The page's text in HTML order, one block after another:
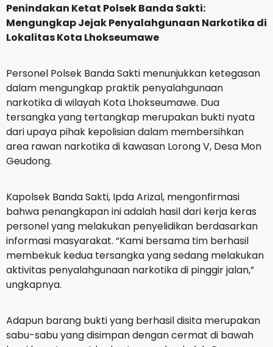
Penindakan Ketat Polsek Banda Sakti:
Mengungkap Jejak Penyalahgunaan Narkotika di
Lokalitas Kota Lhokseumawe
Personel Polsek Banda Sakti menunjukkan ketegasan
dalam mengungkap praktik penyalahgunaan
narkotika di wilayah Kota Lhokseumawe. Dua
tersangka yang tertangkap merupakan bukti nyata
dari upaya pihak kepolisian dalam membersihkan
area rawan narkotika di kawasan Lorong V, Desa Mon
Geudong.
Kapolsek Banda Sakti, Ipda Arizal, mengonfirmasi
bahwa penangkapan ini adalah hasil dari kerja keras
personel yang melakukan penyelidikan berdasarkan
informasi masyarakat. “Kami bersama tim berhasil
membekuk kedua tersangka yang sedang melakukan
aktivitas penyalahgunaan narkotika di pinggir jalan,”
ungkapnya.
Adapun barang bukti yang berhasil disita merupakan
sabu-sabu yang disimpan dengan cermat di bawah